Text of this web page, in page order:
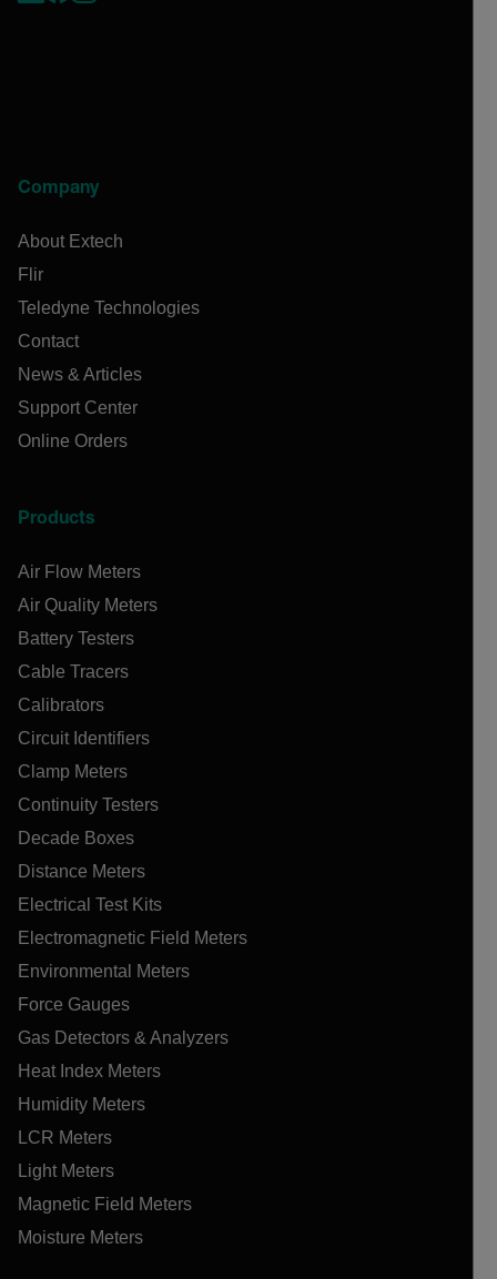
Company
About Extech
Flir
Teledyne Technologies
Contact
News & Articles
Support Center
Online Orders
Products
Air Flow Meters
Air Quality Meters
Battery Testers
Cable Tracers
Calibrators
Circuit Identifiers
Clamp Meters
Continuity Testers
Decade Boxes
Distance Meters
Electrical Test Kits
Electromagnetic Field Meters
Environmental Meters
Force Gauges
Gas Detectors & Analyzers
Heat Index Meters
Humidity Meters
LCR Meters
Light Meters
Magnetic Field Meters
Moisture Meters